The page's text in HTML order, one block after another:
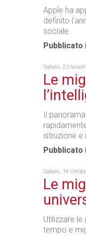
Apple ha
definito
sociale.
Pubblicato
Sabato, 23
Le
Il
istruzione e
Pubblicato
Sabato, 19
Le
Utilizzare le
tempo e